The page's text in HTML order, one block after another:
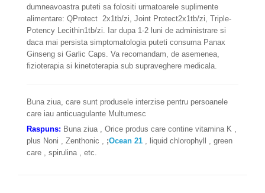
dumneavoastra puteti sa folositi urmatoarele suplimente
alimentare: QProtect 2x1tb/zi, Joint Protect2x1tb/zi, Triple-
Potency Lecithin1tb/zi. Iar dupa 1-2 luni de administrare si
daca mai persista simptomatologia puteti consuma Panax
Ginseng si Garlic Caps. Va recomandam, de asemenea,
fizioterapia si kinetoterapia sub supraveghere medicala.
Buna ziua, care sunt produsele interzise pentru persoanele
care iau anticuagulante Multumesc
Raspuns: Buna ziua , Orice produs care contine vitamina K ,
plus Noni , Zenthonic , ;Ocean 21 , liquid chlorophyll , green
care , spirulina , etc.